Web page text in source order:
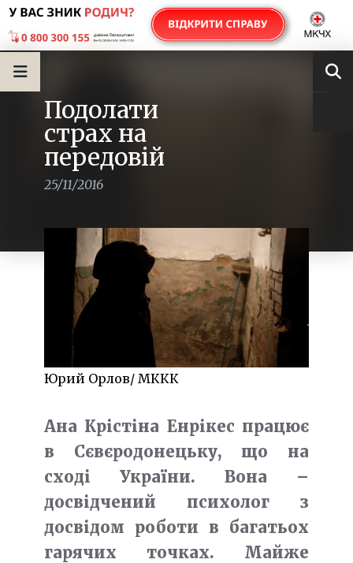
Подолати
страх на
передовій
25/11/2016
Юрий Орлов/ МККК
Ана Крістіна Енрікес працює
в Сєвєродонецьку, що на
сході України. Вона –
досвідчений психолог з
досвідом роботи в багатьох
гарячих точках. Майже